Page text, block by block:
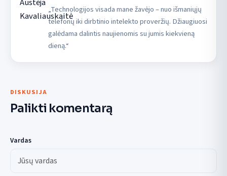
„Technologijos visada mane žavėjo – nuo išmaniųjų
telefonų iki dirbtinio intelekto proveržių. Džiaugiuosi
galėdama dalintis naujienomis su jumis kiekvieną
dieną.“
DISKUSIJA
Palikti komentarą
Vardas